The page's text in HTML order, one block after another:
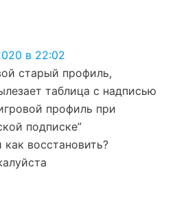
в 22:02
старый профиль,
таблица с надписью
профиль при
подписке”
как восстановить?